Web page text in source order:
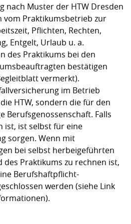
nach Muster der HTW Dresden
vom Praktikumsbetrieb zur
Pflichten, Rechten,
Entgelt, Urlaub u. a.
des Praktikums bei den
bestätigen
vermerkt).
im Betrieb
HTW, sondern die für den
Berufsgenossenschaft. Falls
ist, ist selbst für eine
sorgen. Wenn mit
bei selbst herbeigeführten
des Praktikums zu rechnen ist,
Berufshaftpflicht-
werden (siehe Link